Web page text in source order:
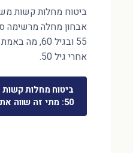
ביטוח מחלות קשות
אבחון מחלה מרשימה
55 ובגיל 60,
אחרי גיל 50.
ביטוח מחלות קשות
50: מתי זה שווה את הכסף?